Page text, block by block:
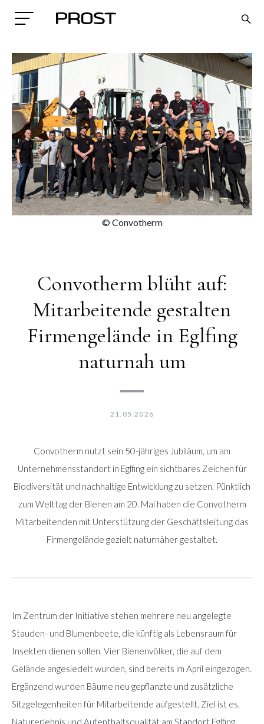
Search
© Convotherm
Convotherm blüht auf:
Mitarbeitende gestalten
Firmengelände in Eglfing
naturnah um
21.05.2026
Convotherm nutzt sein 50-jähriges Jubiläum, um am
Unternehmensstandort in Eglfing ein sichtbares Zeichen für
Biodiversität und nachhaltige Entwicklung zu setzen. Pünktlich
zum Welttag der Bienen am 20. Mai haben die Convotherm
Mitarbeitenden mit Unterstützung der Geschäftsleitung das
Firmengelände gezielt naturnäher gestaltet.
Im Zentrum der Initiative stehen mehrere neu angelegte
Stauden- und Blumenbeete, die künftig als Lebensraum für
Insekten dienen sollen. Vier Bienenvölker, die auf dem
Gelände angesiedelt wurden, sind bereits im April eingezogen.
Ergänzend wurden Bäume neu gepflanzte und zusätzliche
Sitzgelegenheiten für Mitarbeitende aufgestellt. Ziel ist es,
Naturerlebnis und Aufenthaltsqualität am Standort Eglfing